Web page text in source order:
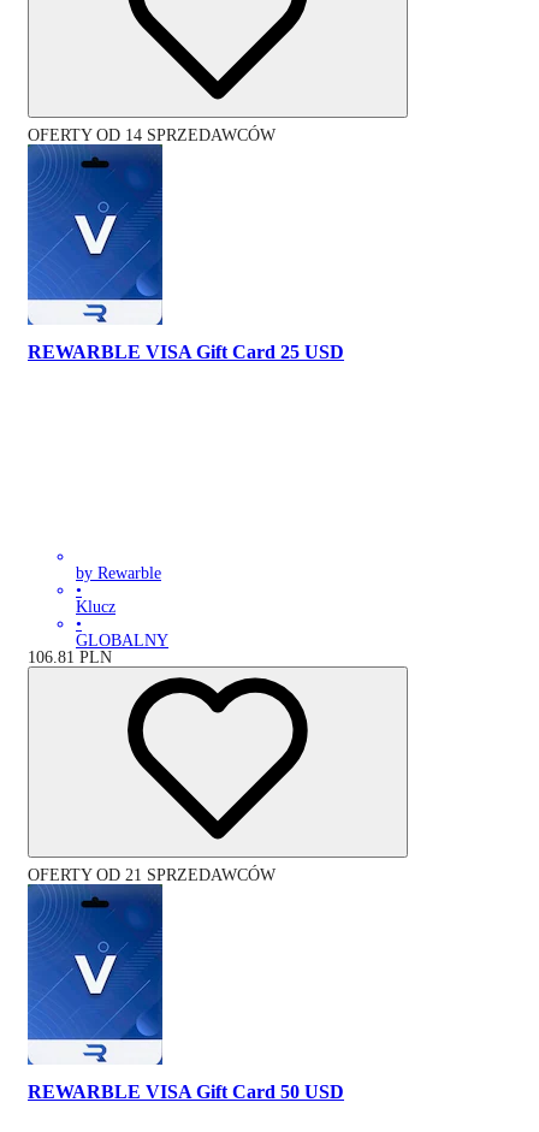
OFERTY OD 14 SPRZEDAWCÓW
REWARBLE VISA Gift Card 25 USD
by Rewarble
•
Klucz
•
GLOBALNY
106.81 PLN
OFERTY OD 21 SPRZEDAWCÓW
REWARBLE VISA Gift Card 50 USD